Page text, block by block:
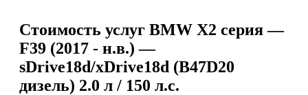
Стоимость услуг BMW X2 серия —
F39 (2017 - н.в.) —
sDrive18d/xDrive18d (B47D20
дизель) 2.0 л / 150 л.с.